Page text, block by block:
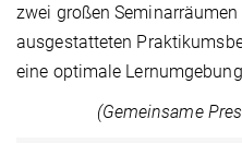
zwei großen
ausgestatteten
eine optimale
(Gemeinsame